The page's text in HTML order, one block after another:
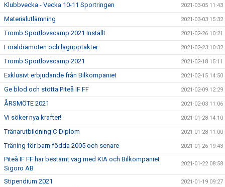
Klubbvecka - Vecka 10-11 Sportringen 2021-03-05 11:43
Materialutlämning 2021-03-03 15:32
Tromb Sportlovscamp 2021 Inställt 2021-02-26 10:21
Föräldramöten och lagupptakter 2021-02-23 10:32
Tromb Sportlovscamp 2021 2021-02-18 15:11
Exklusivt erbjudande från Bilkompaniet 2021-02-15 14:50
Ge blod och stötta Piteå IF FF 2021-02-09 12:29
ÅRSMÖTE 2021 2021-02-03 11:06
Vi söker nya krafter! 2021-01-28 14:10
Tränarutbildning C-Diplom 2021-01-28 11:00
Träning för barn födda 2005 och senare 2021-01-26 19:43
Piteå IF FF har bestämt väg med KIA och Bilkompaniet
Sigoro AB
2021-01-22 08:58
Stipendium 2021 2021-01-19 09:27